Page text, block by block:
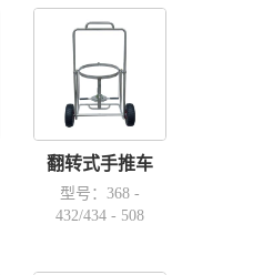
翻转式手推车
型号：368 -
432/434 - 508